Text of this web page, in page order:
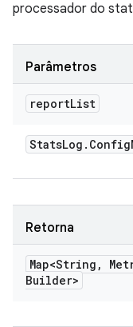
processador do
Parâmetros
reportList
StatsLog . Config
Retorna
Map<String ,
Builder>